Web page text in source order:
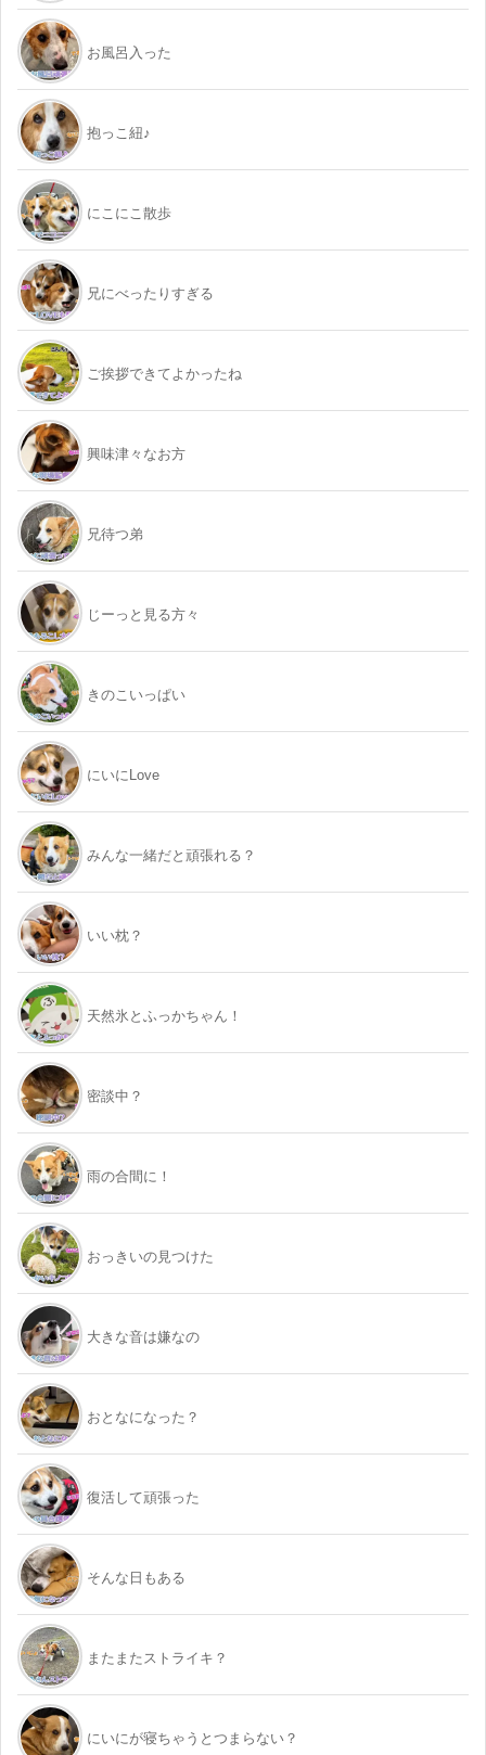
お風呂入った
抱っこ紐♪
にこにこ散歩
兄にべったりすぎる
ご挨拶できてよかったね
興味津々なお方
兄待つ弟
じーっと見る方々
きのこいっぱい
にいにLove
みんな一緒だと頑張れる？
いい枕？
天然氷とふっかちゃん！
密談中？
雨の合間に！
おっきいの見つけた
大きな音は嫌なの
おとなになった？
復活して頑張った
そんな日もある
またまたストライキ？
にいにが寝ちゃうとつまらない？